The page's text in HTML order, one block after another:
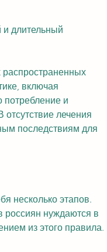
и длительный
распространенных
включая
потребление и
лечения
последствиям для
несколько этапов.
россиян нуждаются в
из этого правила.